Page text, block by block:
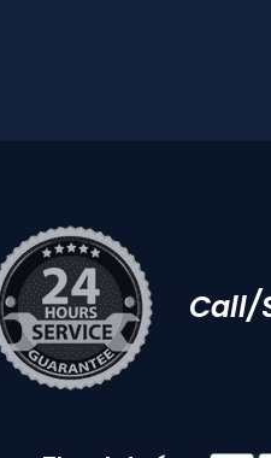
Call/